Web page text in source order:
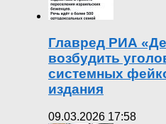
Главред РИА
возбудить
системных
издания
09.03.2026 17:58